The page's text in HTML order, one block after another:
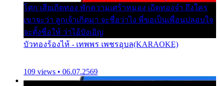
โศก เสียเถิดทอง พักความเศร้าหมอง เถิดทองจ๋า ถึงใคร
เขาจะว่า ลูกเจ้าเกิดมา จะชื่อว่าไง พี่ขอเป็นเพื่อนปลอบใจ
จะตั้งชื่อให้ ว่าไอ้บังเอิญ
บัวทองร้องไห้ - เทพพร เพชรอุบล(KARAOKE)
109 views • 06.07.2569